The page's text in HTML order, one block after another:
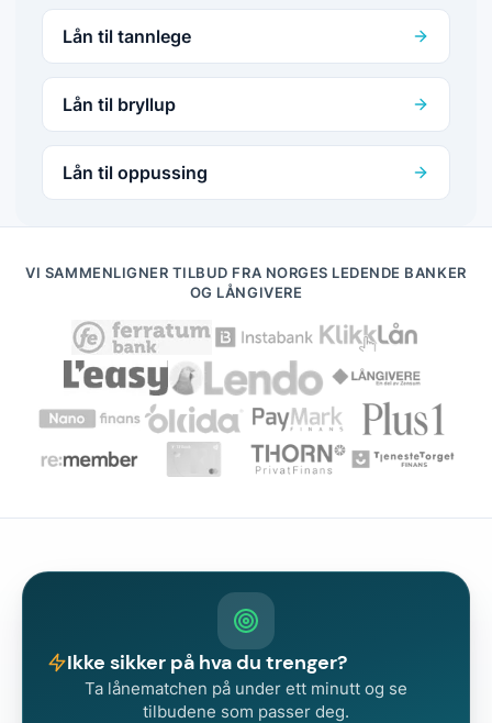
Lån til tannlege
Lån til bryllup
Lån til oppussing
VI SAMMENLIGNER TILBUD FRA NORGES LEDENDE BANKER
OG LÅNGIVERE
Ikke sikker på hva du trenger?
Ta lånematchen på under ett minutt og se
tilbudene som passer deg.